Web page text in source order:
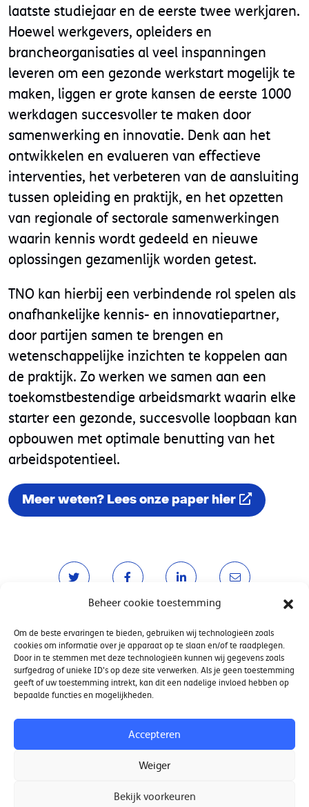
Beheer cookie toestemming
Om de beste ervaringen te bieden, gebruiken wij technologieën zoals
cookies om informatie over je apparaat op te slaan en/of te raadplegen.
Door in te stemmen met deze technologieën kunnen wij gegevens zoals
surfgedrag of unieke ID's op deze site verwerken. Als je geen toestemming
geeft of uw toestemming intrekt, kan dit een nadelige invloed hebben op
bepaalde functies en mogelijkheden.
Accepteren
Weiger
Bekijk voorkeuren
laatste studiejaar en de eerste twee werkjaren.
Hoewel werkgevers, opleiders en
brancheorganisaties al veel inspanningen
leveren om een gezonde werkstart mogelijk te
maken, liggen er grote kansen de eerste 1000
werkdagen succesvoller te maken door
samenwerking en innovatie. Denk aan het
ontwikkelen en evalueren van effectieve
interventies, het verbeteren van de aansluiting
tussen opleiding en praktijk, en het opzetten
van regionale of sectorale samenwerkingen
waarin kennis wordt gedeeld en nieuwe
oplossingen gezamenlijk worden getest.
TNO kan hierbij een verbindende rol spelen als
onafhankelijke kennis- en innovatiepartner,
door partijen samen te brengen en
wetenschappelijke inzichten te koppelen aan
de praktijk. Zo werken we samen aan een
toekomstbestendige arbeidsmarkt waarin elke
starter een gezonde, succesvolle loopbaan kan
opbouwen met optimale benutting van het
arbeidspotentieel.
Meer weten? Lees onze paper hier
Contact